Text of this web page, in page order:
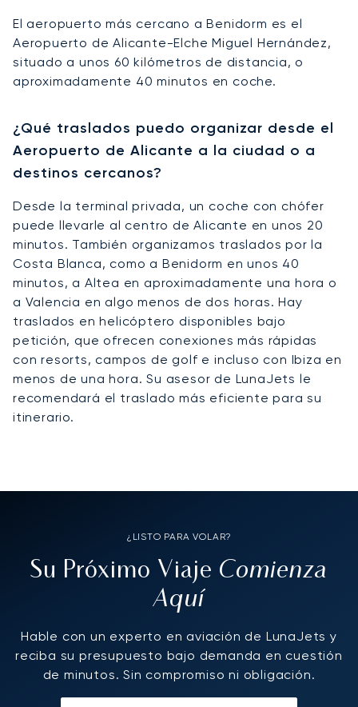
El aeropuerto más cercano a Benidorm es el
Aeropuerto de Alicante-Elche Miguel Hernández,
situado a unos 60 kilómetros de distancia, o
aproximadamente 40 minutos en coche.
¿Qué traslados puedo organizar desde el
Aeropuerto de Alicante a la ciudad o a
destinos cercanos?
Desde la terminal privada, un coche con chófer
puede llevarle al centro de Alicante en unos 20
minutos. También organizamos traslados por la
Costa Blanca, como a Benidorm en unos 40
minutos, a Altea en aproximadamente una hora o
a Valencia en algo menos de dos horas. Hay
traslados en helicóptero disponibles bajo
petición, que ofrecen conexiones más rápidas
con resorts, campos de golf e incluso con Ibiza en
menos de una hora. Su asesor de LunaJets le
recomendará el traslado más eficiente para su
itinerario.
¿LISTO PARA VOLAR?
Su Próximo Viaje Comienza
Aquí
Hable con un experto en aviación de LunaJets y
reciba su presupuesto bajo demanda en cuestión
de minutos. Sin compromiso ni obligación.